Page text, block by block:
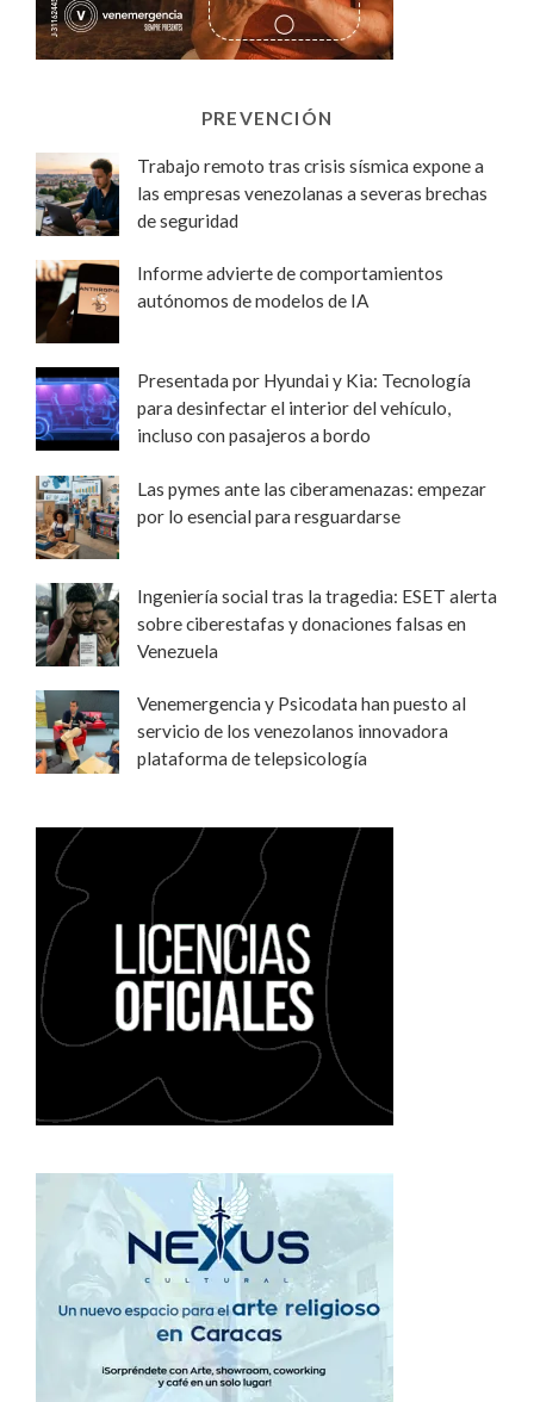
PREVENCIÓN
Trabajo remoto tras crisis sísmica expone a
las empresas venezolanas a severas brechas
de seguridad
Informe advierte de comportamientos
autónomos de modelos de IA
Presentada por Hyundai y Kia: Tecnología
para desinfectar el interior del vehículo,
incluso con pasajeros a bordo
Las pymes ante las ciberamenazas: empezar
por lo esencial para resguardarse
Ingeniería social tras la tragedia: ESET alerta
sobre ciberestafas y donaciones falsas en
Venezuela
Venemergencia y Psicodata han puesto al
servicio de los venezolanos innovadora
plataforma de telepsicología